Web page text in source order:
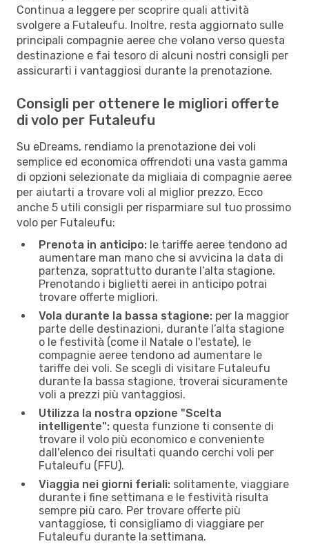
Continua a leggere per scoprire quali attività
svolgere a Futaleufu. Inoltre, resta aggiornato sulle
principali compagnie aeree che volano verso questa
destinazione e fai tesoro di alcuni nostri consigli per
assicurarti i vantaggiosi durante la prenotazione.
Consigli per ottenere le migliori offerte
di volo per Futaleufu
Su eDreams, rendiamo la prenotazione dei voli
semplice ed economica offrendoti una vasta gamma
di opzioni selezionate da migliaia di compagnie aeree
per aiutarti a trovare voli al miglior prezzo. Ecco
anche 5 utili consigli per risparmiare sul tuo prossimo
volo per Futaleufu:
Prenota in anticipo: le tariffe aeree tendono ad
aumentare man mano che si avvicina la data di
partenza, soprattutto durante l’alta stagione.
Prenotando i biglietti aerei in anticipo potrai
trovare offerte migliori.
Vola durante la bassa stagione: per la maggior
parte delle destinazioni, durante l’alta stagione
o le festività (come il Natale o l'estate), le
compagnie aeree tendono ad aumentare le
tariffe dei voli. Se scegli di visitare Futaleufu
durante la bassa stagione, troverai sicuramente
voli a prezzi più vantaggiosi.
Utilizza la nostra opzione "Scelta
intelligente": questa funzione ti consente di
trovare il volo più economico e conveniente
dall'elenco dei risultati quando cerchi voli per
Futaleufu (FFU).
Viaggia nei giorni feriali: solitamente, viaggiare
durante i fine settimana e le festività risulta
sempre più caro. Per trovare offerte più
vantaggiose, ti consigliamo di viaggiare per
Futaleufu durante la settimana.